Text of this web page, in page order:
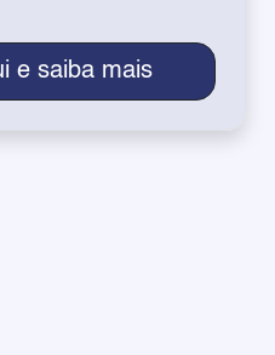
e saiba mais